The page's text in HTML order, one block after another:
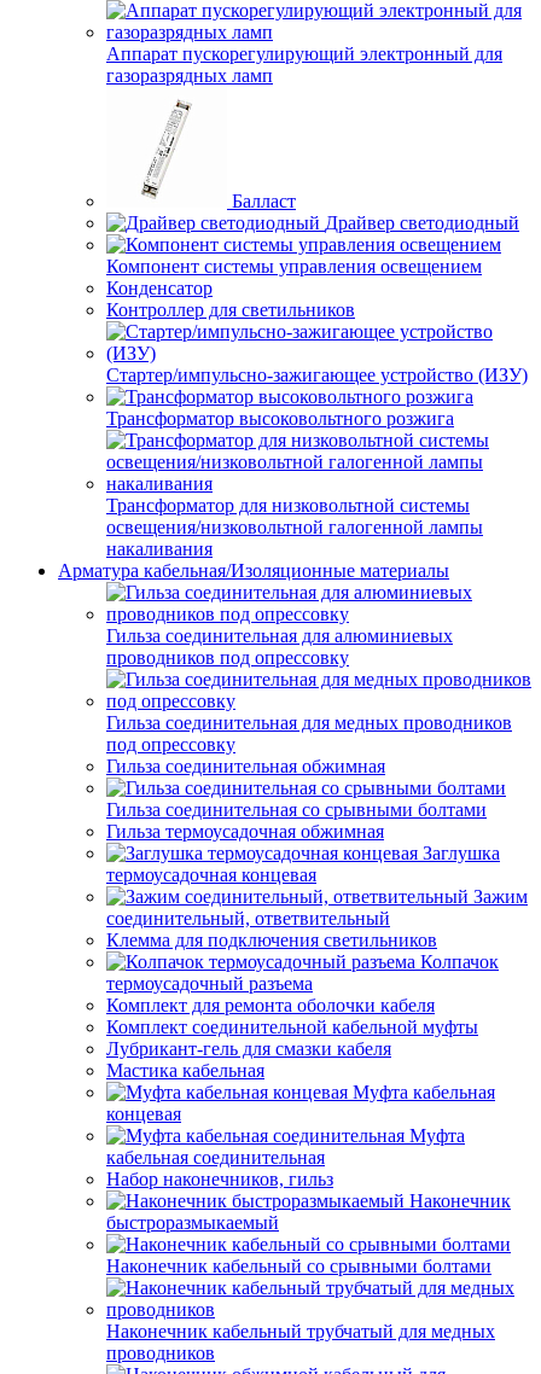
Аппарат пускорегулирующий электронный для
газоразрядных ламп
Балласт
Драйвер светодиодный
Компонент системы управления освещением
Конденсатор
Контроллер для светильников
Стартер/импульсно-зажигающее устройство (ИЗУ)
Трансформатор высоковольтного розжига
Трансформатор для низковольтной системы
освещения/низковольтной галогенной лампы
накаливания
Арматура кабельная/Изоляционные материалы
Гильза соединительная для алюминиевых
проводников под опрессовку
Гильза соединительная для медных проводников
под опрессовку
Гильза соединительная обжимная
Гильза соединительная со срывными болтами
Гильза термоусадочная обжимная
Заглушка
термоусадочная концевая
Зажим
соединительный, ответвительный
Клемма для подключения светильников
Колпачок
термоусадочный разъема
Комплект для ремонта оболочки кабеля
Комплект соединительной кабельной муфты
Лубрикант-гель для смазки кабеля
Мастика кабельная
Муфта кабельная
концевая
Муфта
кабельная соединительная
Набор наконечников, гильз
Наконечник
быстроразмыкаемый
Наконечник кабельный со срывными болтами
Наконечник кабельный трубчатый для медных
проводников